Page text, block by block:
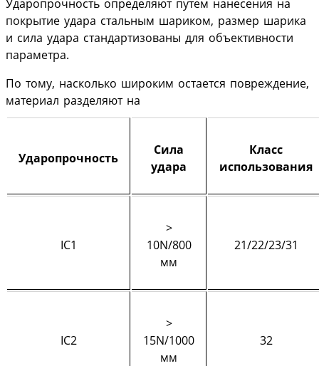
Ударопрочность определяют путем нанесения на
покрытие удара стальным шариком, размер шарика
и сила удара стандартизованы для объективности
параметра.
По тому, насколько широким остается повреждение,
материал разделяют на
Ударопрочность
Сила
удара
Класс
использования
IC1
>
10N/800
мм
21/22/23/31
IC2
>
15N/1000
мм
32